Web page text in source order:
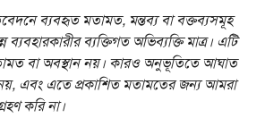
ব্যবহৃত মতামত, মন্তব্য বা বক্তব্যসমূহ
ব্যবহারকারীর ব্যক্তিগত অভিব্যক্তি মাত্র। এটি
বা অবস্থান নয়। কারও অনুভূতিতে আঘাত
এবং এতে প্রকাশিত মতামতের জন্য আমরা
করি না।